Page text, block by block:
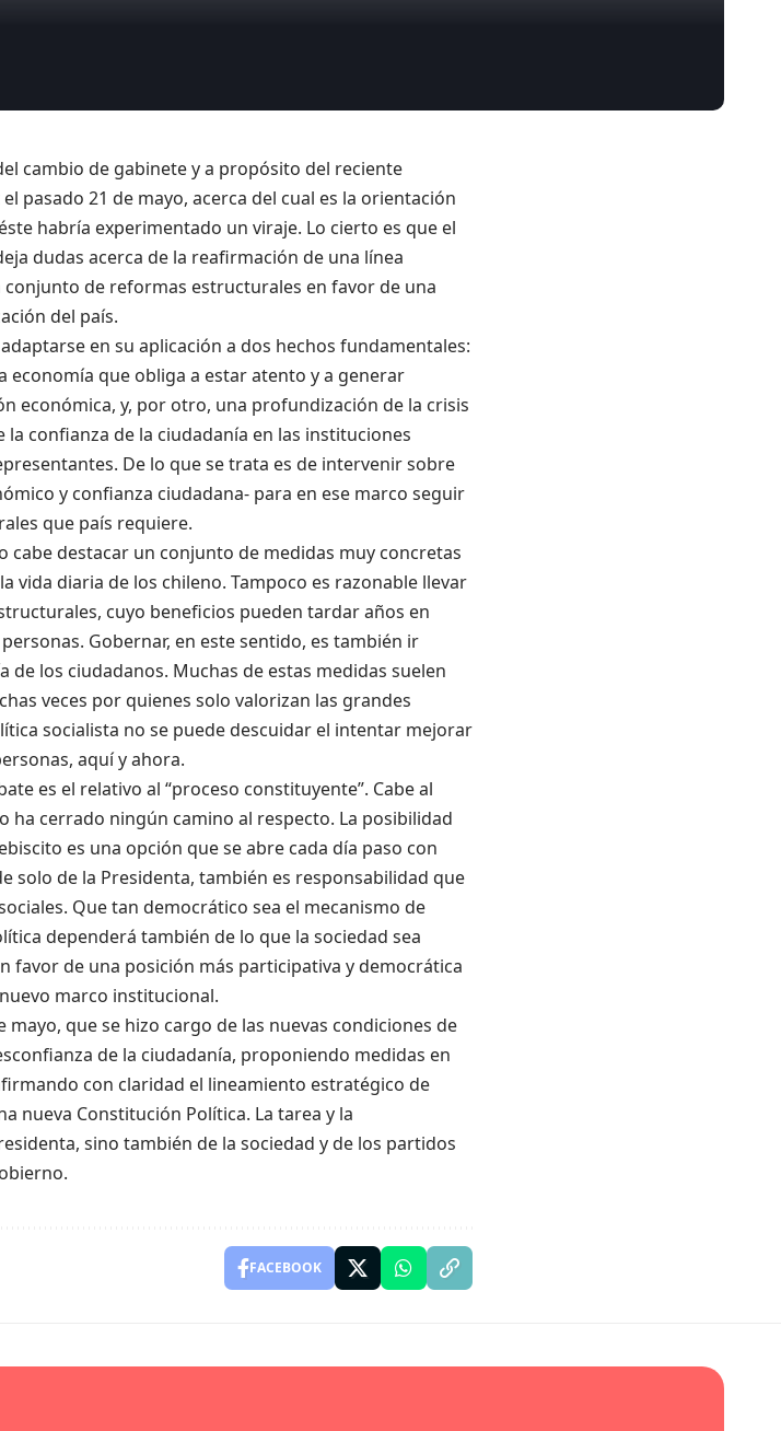
cambio de gabinete y a propósito del reciente
pasado 21 de mayo, acerca del cual es la orientación
habría experimentado un viraje. Lo cierto es que el
dudas acerca de la reafirmación de una línea
de reformas estructurales en favor de una
del país.
en su aplicación a dos hechos fundamentales:
economía que obliga a estar atento y a generar
económica, y, por otro, una profundización de la crisis
confianza de la ciudadanía en las instituciones
De lo que se trata es de intervenir sobre
y confianza ciudadana- para en ese marco seguir
que país requiere.
cabe destacar un conjunto de medidas muy concretas
vida diaria de los chileno. Tampoco es razonable llevar
cuyo beneficios pueden tardar años en
Gobernar, en este sentido, es también ir
de los ciudadanos. Muchas de estas medidas suelen
veces por quienes solo valorizan las grandes
socialista no se puede descuidar el intentar mejorar
aquí y ahora.
es el relativo al “proceso constituyente”. Cabe al
ha cerrado ningún camino al respecto. La posibilidad
es una opción que se abre cada día paso con
solo de la Presidenta, también es responsabilidad que
Que tan democrático sea el mecanismo de
dependerá también de lo que la sociedad sea
favor de una posición más participativa y democrática
marco institucional.
mayo, que se hizo cargo de las nuevas condiciones de
de la ciudadanía, proponiendo medidas en
con claridad el lineamiento estratégico de
nueva Constitución Política. La tarea y la
sino también de la sociedad y de los partidos
FACEBOOK